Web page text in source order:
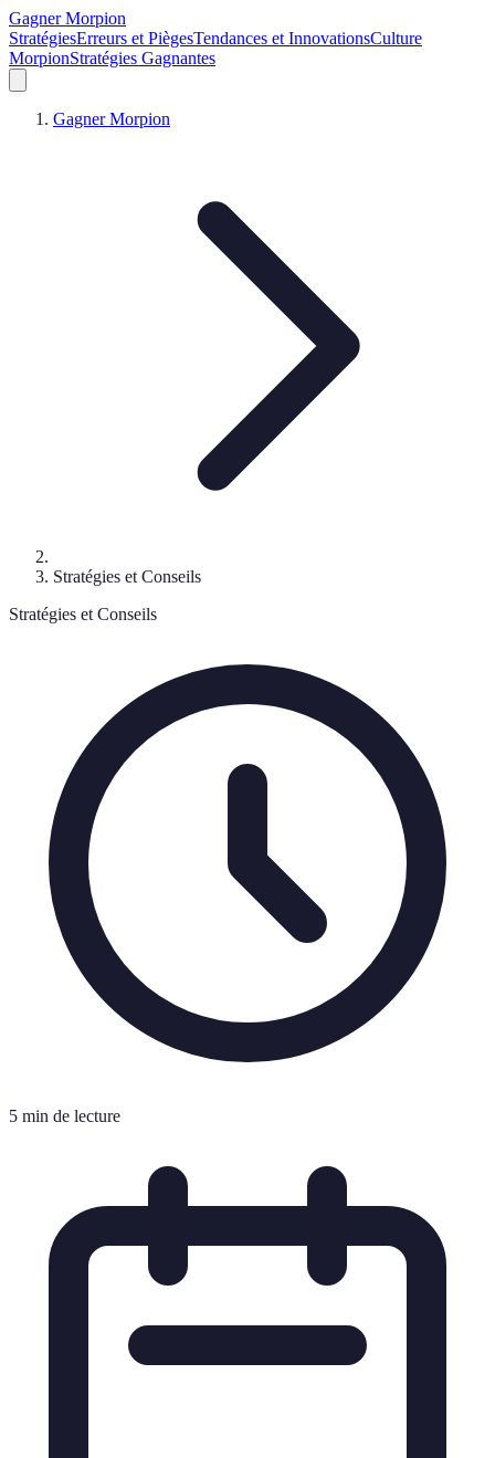
Gagner Morpion
StratégiesErreurs et PiègesTendances et InnovationsCulture
MorpionStratégies Gagnantes
Gagner Morpion
Stratégies et Conseils
Stratégies et Conseils
5 min de lecture